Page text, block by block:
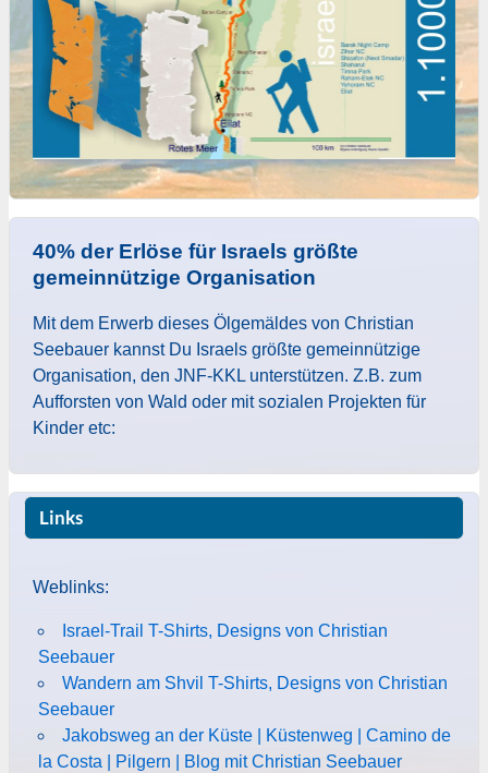
40% der Erlöse für Israels größte
gemeinnützige Organisation
Mit dem Erwerb dieses Ölgemäldes von Christian
Seebauer kannst Du Israels größte gemeinnützige
Organisation, den JNF-KKL unterstützen. Z.B. zum
Aufforsten von Wald oder mit sozialen Projekten für
Kinder etc:
Links
Weblinks:
Israel-Trail T-Shirts, Designs von Christian
Seebauer
Wandern am Shvil T-Shirts, Designs von Christian
Seebauer
Jakobsweg an der Küste | Küstenweg | Camino de
la Costa | Pilgern | Blog mit Christian Seebauer